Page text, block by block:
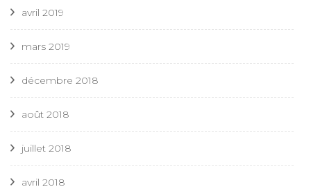
avril 2019
mars 2019
décembre 2018
août 2018
juillet 2018
avril 2018